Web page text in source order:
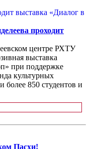
проходит
центре РХТУ
выставка
при поддержке
культурных
850 студентов и
Пасхи!